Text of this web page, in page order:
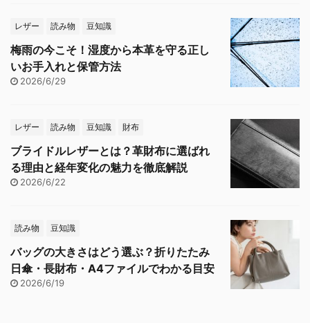
レザー 読み物 豆知識
梅雨の今こそ！湿度から本革を守る正し
いお手入れと保管方法
2026/6/29
レザー 読み物 豆知識 財布
ブライドルレザーとは？革財布に選ばれ
る理由と経年変化の魅力を徹底解説
2026/6/22
読み物 豆知識
バッグの大きさはどう選ぶ？折りたたみ
日傘・長財布・A4ファイルでわかる目安
2026/6/19